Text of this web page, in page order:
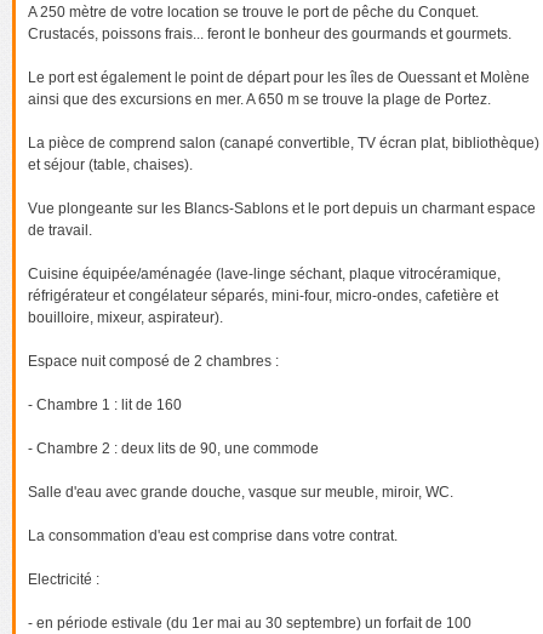
A 250 mètre de votre location se trouve le port de pêche du Conquet.
Crustacés, poissons frais... feront le bonheur des gourmands et gourmets.
Le port est également le point de départ pour les îles de Ouessant et Molène
ainsi que des excursions en mer. A 650 m se trouve la plage de Portez.
La pièce de comprend salon (canapé convertible, TV écran plat, bibliothèque)
et séjour (table, chaises).
Vue plongeante sur les Blancs-Sablons et le port depuis un charmant espace
de travail.
Cuisine équipée/aménagée (lave-linge séchant, plaque vitrocéramique,
réfrigérateur et congélateur séparés, mini-four, micro-ondes, cafetière et
bouilloire, mixeur, aspirateur).
Espace nuit composé de 2 chambres :
- Chambre 1 : lit de 160
- Chambre 2 : deux lits de 90, une commode
Salle d'eau avec grande douche, vasque sur meuble, miroir, WC.
La consommation d'eau est comprise dans votre contrat.
Electricité :
- en période estivale (du 1er mai au 30 septembre) un forfait de 100